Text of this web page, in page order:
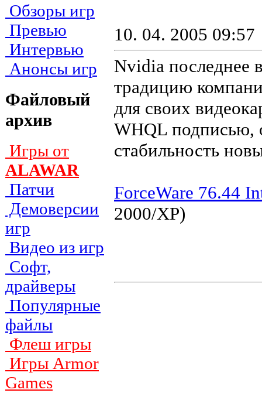
Обзоры игр
Превью
Интервью
Анонсы игр
Файловый
архив
Игры от
ALAWAR
Патчи
Демоверсии
игр
Видео из игр
Софт,
драйверы
Популярные
файлы
Флеш игры
Игры Armor
Games
10. 04. 2005 09:57
Nvidia последнее
традицию
для своих
WHQL подписью,
стабильность
ForceWare 76.44
2000/XP)